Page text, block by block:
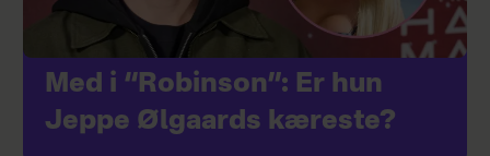
Med i “Robinson”: Er hun
Jeppe Ølgaards kæreste?